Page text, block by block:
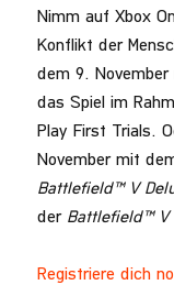
Nimm auf Xbox
Konflikt der
dem 9.
das Spiel im
Play First Trials.
November mit
Battlefield™ V
der Battlefield™ V
Registriere dich